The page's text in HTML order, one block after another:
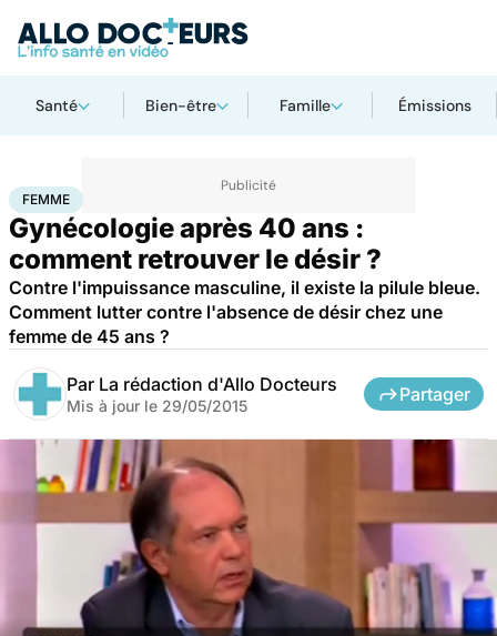
Santé Bien-être Famille Émissions
AccueilBien-être
FEMME
Gynécologie après 40 ans :
comment retrouver le désir ?
Contre l'impuissance masculine, il existe la pilule bleue.
Comment lutter contre l'absence de désir chez une
femme de 45 ans ?
Par La rédaction d'Allo Docteurs
Mis à jour le 29/05/2015
Partager